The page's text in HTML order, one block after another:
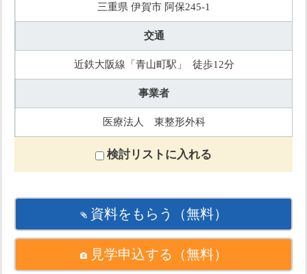
三重県 伊賀市 阿保245-1
交通
近鉄大阪線「青山町駅」 徒歩12分
事業者
医療法人 東整形外科
検討リストに入れる
資料をもらう （無料）
見学申込する （無料）